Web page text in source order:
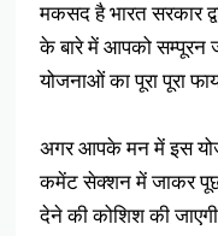
मकसद है भारत सरकार
के बारे में आपको सम्पूरन
योजनाओं का पूरा पूरा
अगर आपके मन में इस
कमेंट सेक्शन में जाकर
देने की कोशिश की